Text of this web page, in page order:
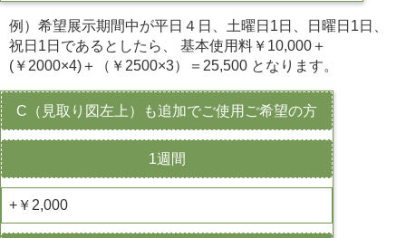
例）希望展示期間中が平日４日、土曜日1日、日曜日1日、
祝日1日であるとしたら、 基本使用料￥10,000＋
(￥2000×4)＋（￥2500×3）＝25,500 となります。
C（見取り図左上）も追加でご使用ご希望の方
1週間
+￥2,000